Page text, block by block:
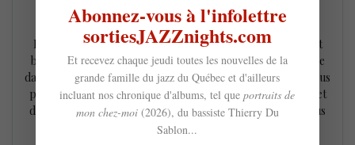
26 mars 2026
Paru le 6 mars dernier, le quatrième album solo du brillant
bassiste et compositeur Carl Mayotte prolonge son ancrage
dans le jazz fusion, tout en affirmant une palette musicale plus
personnelle et définie. Porté par des arrangements léchés et
des performances musicales de haut vol, Claude (2026) nous
plonge dans un voyage intime et touchant,…
Abonnez-vous à l'infolettre
sortiesJAZZnights.com
Et recevez chaque jeudi toutes les nouvelles de la
grande famille du jazz du Québec et d'ailleurs
incluant nos chronique d'albums, tel queportraits de
mon chez-moi (2026), du bassiste Thierry Du
Sablon...